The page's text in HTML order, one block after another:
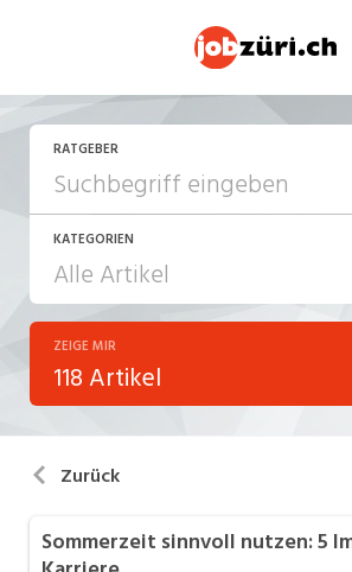
RATGEBER
KATEGORIEN
Arbeitsalltag
Arbeitsrecht
Bewerbung und Karriere
ZEIGE MIR
118 Artikel
Zurück
Sommerzeit sinnvoll nutzen: 5